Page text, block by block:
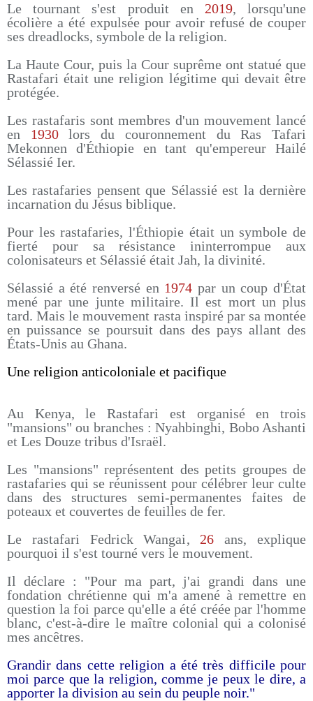
Le tournant s'est produit en 2019, lorsqu'une
écolière a été expulsée pour avoir refusé de couper
ses dreadlocks, symbole de la religion.
La Haute Cour, puis la Cour suprême ont statué que
Rastafari était une religion légitime qui devait être
protégée.
Les rastafaris sont membres d'un mouvement lancé
en 1930lors du couronnement du Ras Tafari
Mekonnen d'Éthiopie en tant qu'empereur Hailé
Sélassié Ier.
Les rastafaries pensent que Sélassié est la dernière
incarnation du Jésus biblique.
Pour les rastafaries, l'Éthiopie était un symbole de
fierté pour sa résistance ininterrompue aux
colonisateurs et Sélassié était Jah, la divinité.
Sélassié a été renversé en 1974 par un coup d'État
mené par une junte militaire. Il est mort un plus
tard. Mais le mouvement rasta inspiré par sa montée
en puissance se poursuit dans des pays allant des
États-Unis au Ghana.
Une religion anticoloniale et pacifique
Au Kenya, le Rastafari est organisé en trois
"mansions" ou branches : Nyahbinghi, Bobo Ashanti
et Les Douze tribus d'Israël.
Les "mansions" représentent des petits groupes de
rastafaries qui se réunissent pour célébrer leur culte
dans des structures semi-permanentes faites de
poteaux et couvertes de feuilles de fer.
Le rastafari Fedrick Wangai, 26 ans, explique
pourquoi il s'est tourné vers le mouvement.
Il déclare : "Pour ma part, j'ai grandi dans une
fondation chrétienne qui m'a amené à remettre en
question la foi parce qu'elle a été créée par l'homme
blanc, c'est-à-dire le maître colonial qui a colonisé
mes ancêtres.
Grandir dans cette religion a été très difficile pour
moi parce que la religion, comme je peux le dire, a
apporter la division au sein du peuple noir."